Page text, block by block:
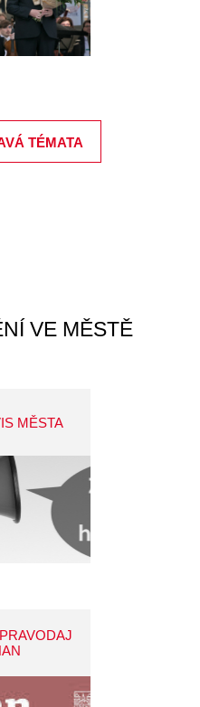
TÉMATA
VE MĚSTĚ
MĚSTA